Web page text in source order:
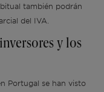
también podrán
del IVA.
y los
Portugal se han visto